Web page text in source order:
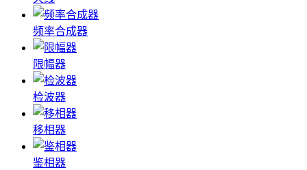
频率合成器
限幅器
检波器
移相器
鉴相器